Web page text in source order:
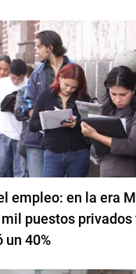
empleo: en la era
puestos
40%